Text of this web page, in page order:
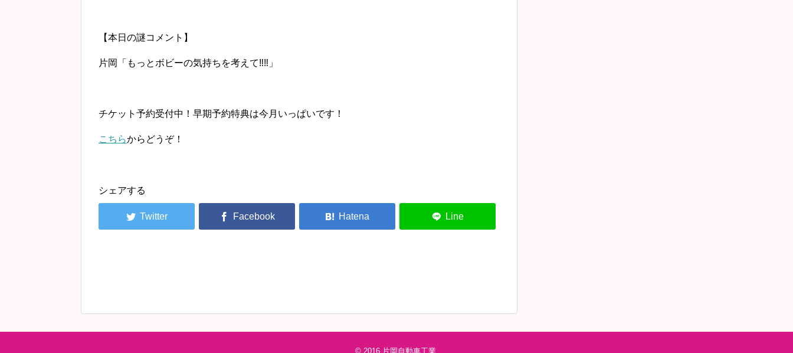
【本日の謎コメント】
片岡「もっとボビーの気持ちを考えて‼︎‼︎」
チケット予約受付中！早期予約特典は今月いっぱいです！
こちらからどうぞ！
シェアする
© 2016 片岡自動車工業.